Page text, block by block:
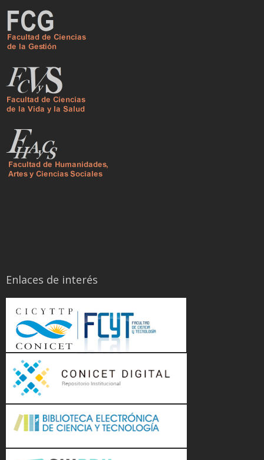
Enlaces de interés